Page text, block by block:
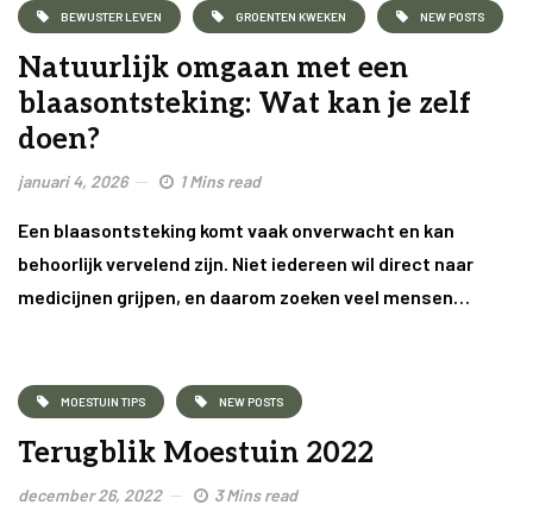
BEWUSTER LEVEN GROENTEN KWEKEN NEW POSTS
Natuurlijk omgaan met een
blaasontsteking: Wat kan je zelf
doen?
januari 4, 2026 1 Mins read
Een blaasontsteking komt vaak onverwacht en kan
behoorlijk vervelend zijn. Niet iedereen wil direct naar
medicijnen grijpen, en daarom zoeken veel mensen…
MOESTUIN TIPS NEW POSTS
Terugblik Moestuin 2022
december 26, 2022 3 Mins read